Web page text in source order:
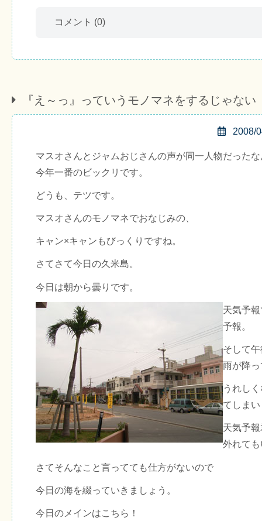
コメント (0)
『え～っ』っていうモノマネをするじゃない
2008/
マスオさんとジャムおじさんの声が同一人物だった
今年一番のビックリです。
どうも、テツです。
マスオさんのモノマネでおなじみの、
キャン×キャンもびっくりですね。
さてさて今日の久米島。
今日は朝から曇りです。
天気予
予報。
そして
雨が降
うれし
てしま
天気予
外れて
さてそんなこと言ってても仕方がないので
今日の海を綴っていきましょう。
今日のメインはこちら！